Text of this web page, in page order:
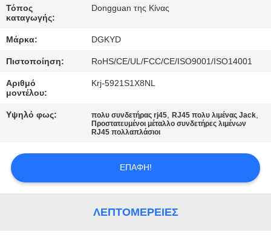
ΠΟΙΟΤΙΚΌΣ
ΈΛΕΓΧΟΣ
ΜΑΣ
ΕΛΆΤΕ
ΣΕ
ΜΕ
ΖΗΤΉΣΤΕ
Τόπος
καταγωγής:
Dongguan της Κίνας
Μάρκα: DGKYD
Πιστοποίηση: RoHS/CE/UL/FCC/CE/ISO9001/ISO14001
Αριθμό
μοντέλου:
Krj-5921S1X8NL
Υψηλό φως: πολυ συνδετήρας rj45,RJ45 πολυ λιμένας Jack,
Προστατευμένοι μέταλλο συνδετήρες λιμένων
RJ45 πολλαπλάσιοι
ΕΠΑΦΉ!
ΛΕΠΤΟΜΈΡΕΙΕΣ